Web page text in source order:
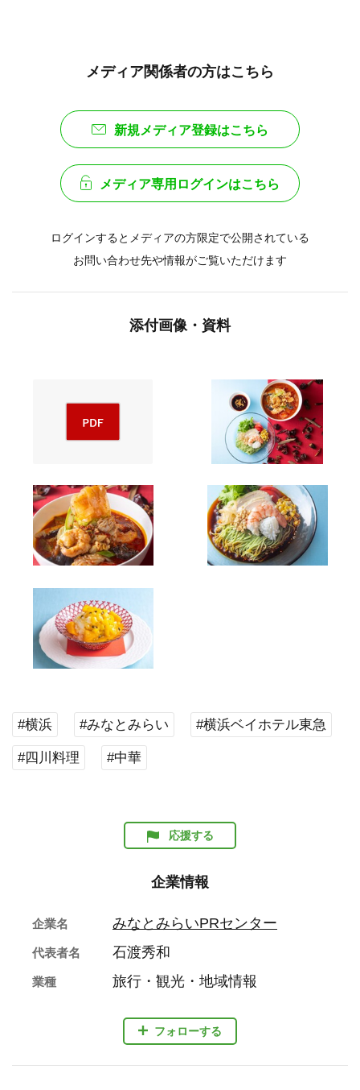
メディア関係者の方はこちら
新規メディア登録はこちら
メディア専用ログインはこちら
ログインするとメディアの方限定で公開されている
お問い合わせ先や情報がご覧いただけます
添付画像・資料
#横浜 #みなとみらい #横浜ベイホテル東急
#四川料理 #中華
応援する
企業情報
フォローする
企業名 みなとみらいPRセンター
代表者名 石渡秀和
業種 旅行・観光・地域情報